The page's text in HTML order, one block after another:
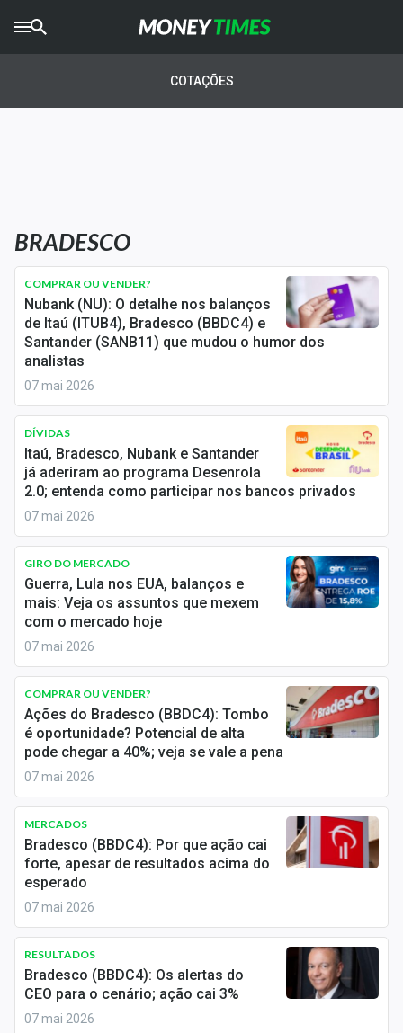
AGROTIMES
Newsletters
Money Trader
Anuncie
Newsletters
Cotações
Comprar ou vender?
Carteiras Recomendadas
Central de Fundos Imobiliários
Central dos IPOs
Renda Fixa
Finanças Pessoais
Mercados
Economia
Empresas
Brasil
Política
Colunas
COTAÇÕES
BRADESCO
COMPRAR OU VENDER?
Nubank (NU): O detalhe nos balanços
de Itaú (ITUB4), Bradesco (BBDC4) e
Santander (SANB11) que mudou o humor dos
analistas
07 mai 2026
DÍVIDAS
Itaú, Bradesco, Nubank e Santander
já aderiram ao programa Desenrola
2.0; entenda como participar nos bancos privados
07 mai 2026
GIRO DO MERCADO
Guerra, Lula nos EUA, balanços e
mais: Veja os assuntos que mexem
com o mercado hoje
07 mai 2026
COMPRAR OU VENDER?
Ações do Bradesco (BBDC4): Tombo
é oportunidade? Potencial de alta
pode chegar a 40%; veja se vale a pena
07 mai 2026
MERCADOS
Bradesco (BBDC4): Por que ação cai
forte, apesar de resultados acima do
esperado
07 mai 2026
RESULTADOS
Bradesco (BBDC4): Os alertas do
CEO para o cenário; ação cai 3%
07 mai 2026